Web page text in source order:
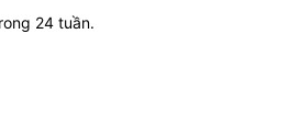
24 tuần.